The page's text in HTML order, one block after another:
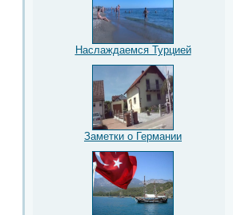
Наслаждаемся Турцией
Заметки о Германии